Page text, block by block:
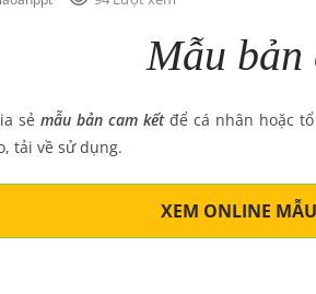
Mẫu bản
sẻ mẫu bản cam kếtđể cá nhân hoặc
tải về sử dụng.
XEM ONLINE